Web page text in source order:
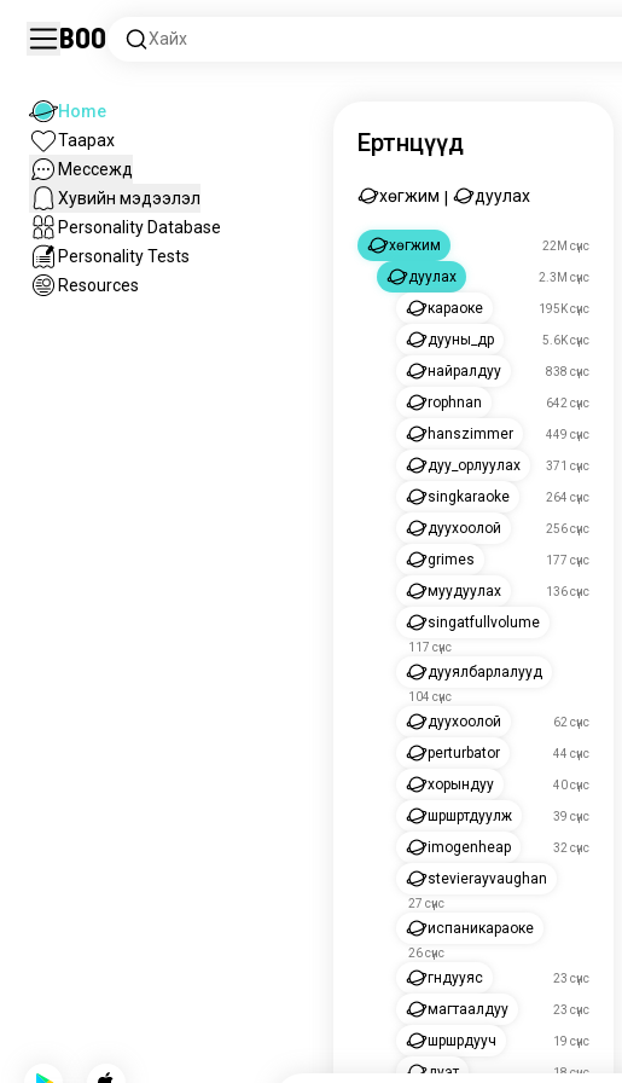
Boo Хайх
Home
Таарах
Мессежүүд
Хувийн мэдээлэл
Personality Database
Personality Tests
Resources
Ертөнцүүд
хөгжим дуулах
хөгжим 22M сүнс
дуулах 2.3M сүнс
караоке 195K сүнс
дууны_дүр 5.6K сүнс
найралдуу 838 сүнс
rophnan 642 сүнс
hanszimmer 449 сүнс
дуу_орлуулах 371 сүнс
singkaraoke 264 сүнс
дуухоолой 256 сүнс
grimes 177 сүнс
муудуулах 136 сүнс
singatfullvolume
117 сүнс
дууялбарлалууд
104 сүнс
дуухоолой 62 сүнс
perturbator 44 сүнс
хорындуу 40 сүнс
шүршүүртдуулж 39 сүнс
imogenheap 32 сүнс
stevierayvaughan
27 сүнс
испаникараоке
26 сүнс
гүндууяс 23 сүнс
магтаалдуу 23 сүнс
шүршүүрдууч 19 сүнс
дуэт 18 сүнс